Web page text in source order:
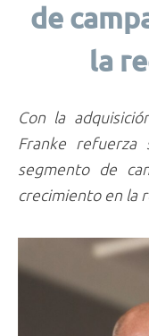
de
la
Con la
Franke
segmento de
crecimiento en la